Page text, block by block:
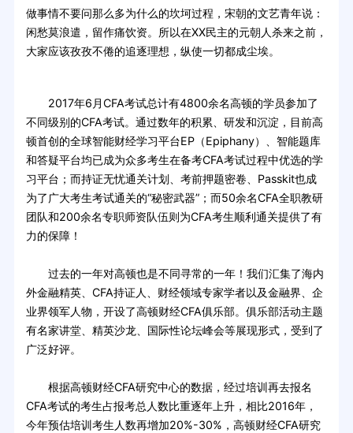
做事情不要问那么多为什么的坎坷过程，宋朝的文艺青年说：
闲愁莫浪遣，留作痛饮资。所以在XX民主的元朝人杀来之前，
大家应该孜孜不倦的追逐理想，纵使一切都成尘埃。
2017年6月CFA考试总计有4800余名高顿的学员参加了
不同级别的CFA考试。通过数年的积累、研发和沉淀，目前高
顿首创的全球智能财经学习平台EP（Epiphany）、智能题库
和答疑平台均已成为众多考生在备考CFA考试过程中优选的学
习平台；而持证无忧通关计划、考前押题密卷、Passkit也成
为了广大考生考试通关的“秘密武器”；而50余名CFA全职教研
团队和200余名专职师资队伍则为CFA考生顺利通关提供了有
力的保障！
过去的一年对高顿也是不同寻常的一年！我们汇集了海内
外金融精英、CFA持证人、财经领域专家学者以及金融界、企
业界领军人物，开设了高顿财经CFA俱乐部。俱乐部活动主题
有名家讲堂、精英沙龙、国际性论坛峰会等展现形式，受到了
广泛好评。
根据高顿财经CFA研究中心的数据，经过培训再去报名
CFA考试的考生占报考总人数比重逐年上升，相比2016年，
今年预估培训考生人数再增加20%-30%，高顿财经CFA研究